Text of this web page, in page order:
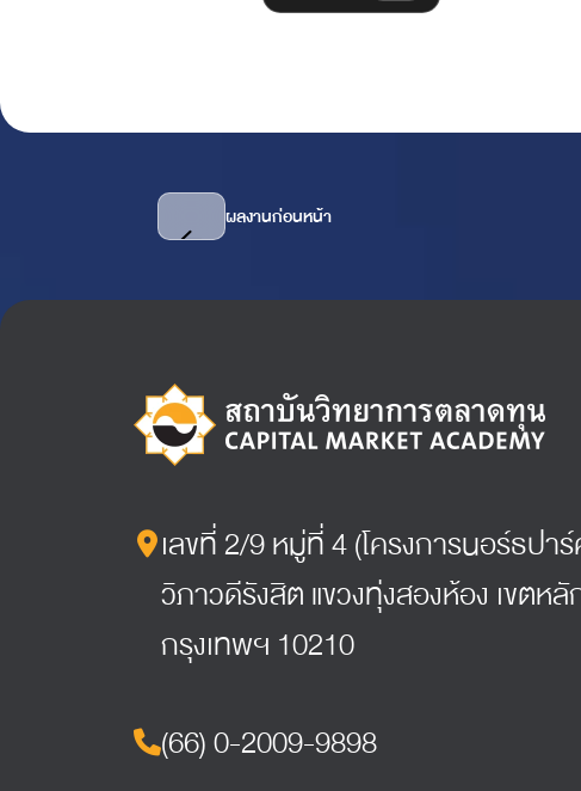
ผลงานก่อนหน้า
เลขที่ 2/9 หมู่ที่ 4 (โครงการนอร์ธปา
วิภาวดีรังสิต แขวงทุ่งสองห้อง เขตห
กรุงเทพฯ 10210
(66) 0-2009-9898